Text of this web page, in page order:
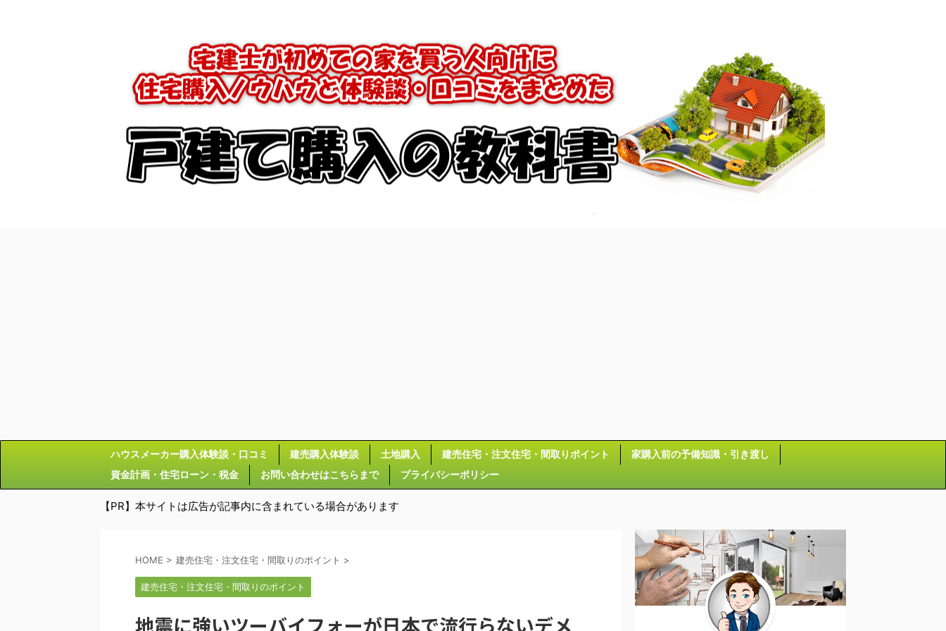
ハウスメーカー購入体験談・口コミ 建売購入体験談 土地購入 建売住宅・注文住宅・間取りポイント
家購入前の予備知識・引き渡し
資金計画・住宅ローン・税金
お問い合わせはこちらまで プライバシーポリシー
【PR】本サイトは広告が記事内に含まれている場合があります
HOME > 建売住宅・注文住宅・間取りのポイント >
建売住宅・注文住宅・間取りのポイント
地震に強いツーバイフォーが日本で流行らないデメ